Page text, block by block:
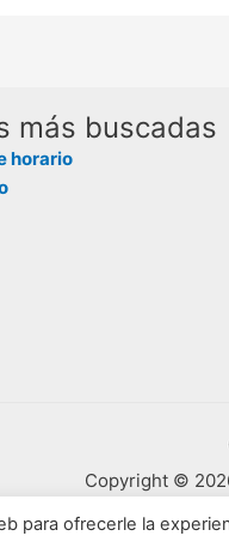
más buscadas
horario
Copyright ©
para ofrecerle la